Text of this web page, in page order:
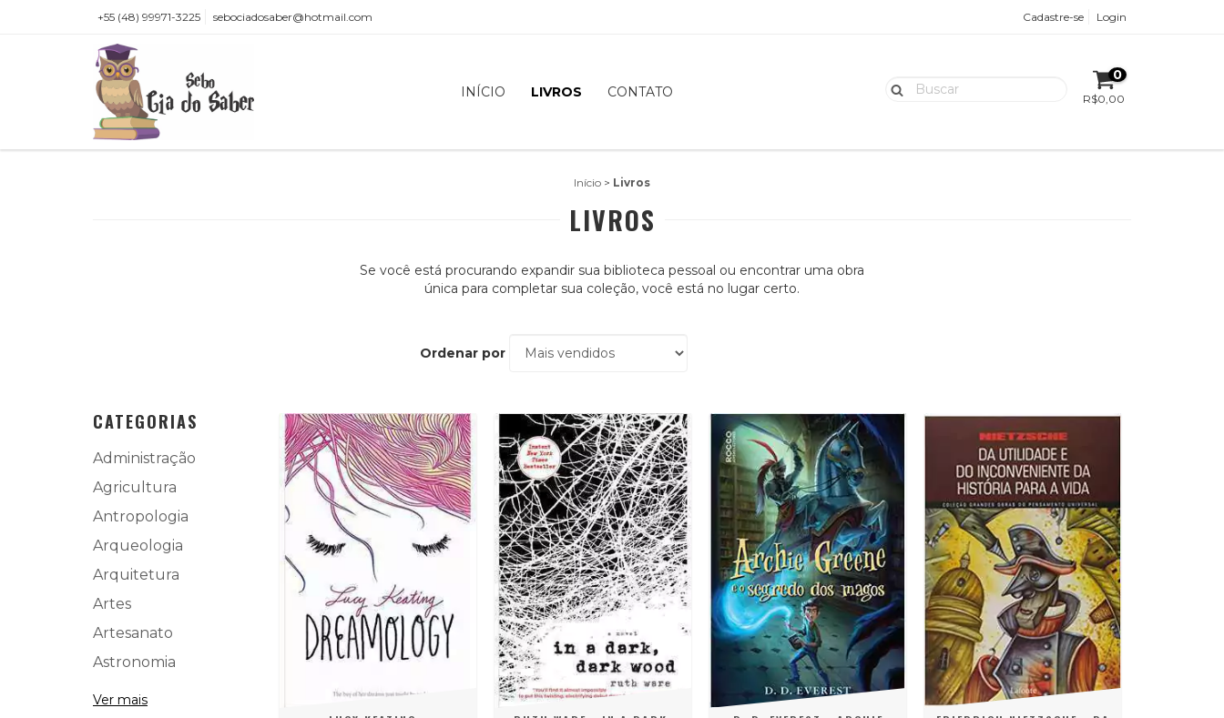
+55 (48) 99971-3225 sebociadosaber@hotmail.com Cadastre-se Login
INÍCIO LIVROS CONTATO
0
R$0,00
Início > Livros
LIVROS
Se você está procurando expandir sua biblioteca pessoal ou encontrar uma obra
única para completar sua coleção, você está no lugar certo.
Ordenar por
CATEGORIAS
Administração
Agricultura
Antropologia
Arqueologia
Arquitetura
Artes
Artesanato
Astronomia
Ver mais